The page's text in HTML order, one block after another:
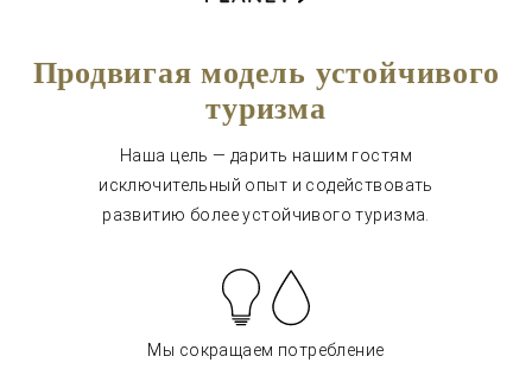
Продвигая модель устойчивого
туризма
Наша цель — дарить нашим гостям
исключительный опыт и содействовать
развитию более устойчивого туризма.
Мы сокращаем потребление